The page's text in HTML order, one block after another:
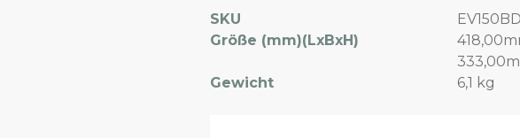
SKU
Größe (mm)(LxBxH)
Gewicht
6,1 kg